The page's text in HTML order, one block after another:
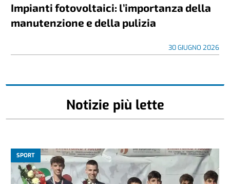
Impianti fotovoltaici: l’importanza della
manutenzione e della pulizia
30 GIUGNO 2026
Notizie più lette
SPORT